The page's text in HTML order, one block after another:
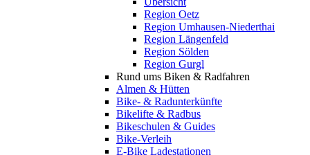
Region Oetz
Region Umhausen-Niederthai
Region Längenfeld
Region Sölden
Region Gurgl
Rund ums Biken & Radfahren
Almen & Hütten
Bike- & Radunterkünfte
Bikelifte & Radbus
Bikeschulen & Guides
Bike-Verleih
E-Bike Ladestationen